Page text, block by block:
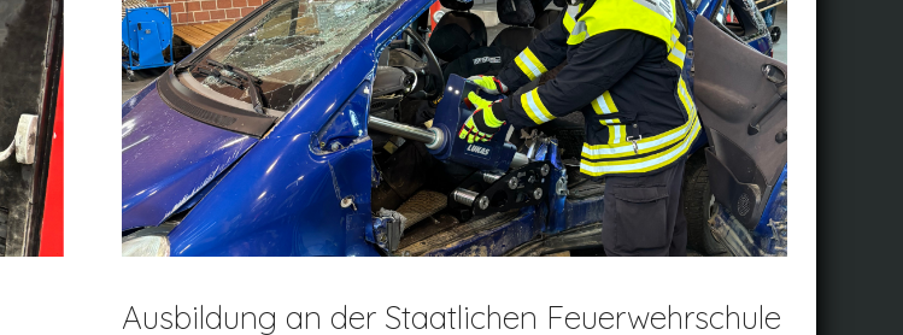
Ausbildung an der Staatlichen Feuerwehrschule